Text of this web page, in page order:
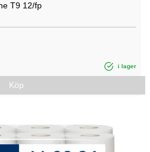
T9 12/fp
i lager
Köp